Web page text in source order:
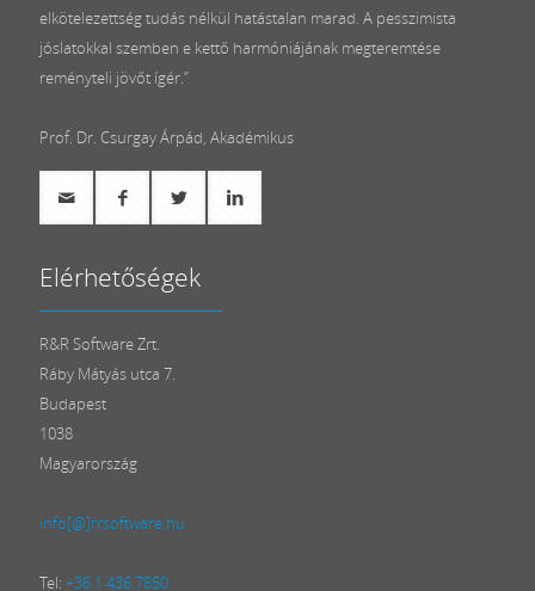
elkötelezettség tudás nélkül hatástalan marad. A pesszimista
jóslatokkal szemben e kettő harmóniájának megteremtése
reményteli jövőt ígér.”
Prof. Dr. Csurgay Árpád, Akadémikus
Elérhetőségek
R&R Software Zrt.
Ráby Mátyás utca 7.
Budapest
1038
Magyarország
info[@]rrsoftware.hu
Tel: +36 1 436 7850